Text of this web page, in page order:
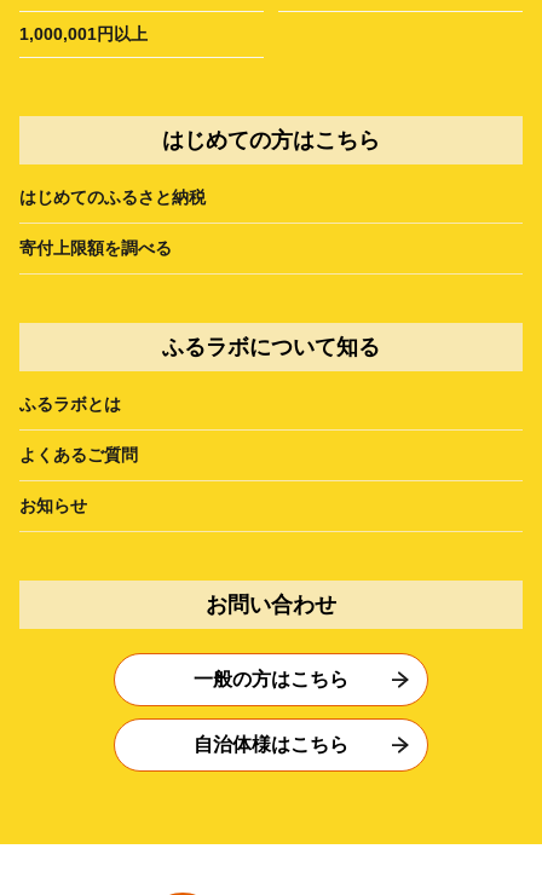
1,000,001円以上
はじめての方はこちら
はじめてのふるさと納税
寄付上限額を調べる
ふるラボについて知る
ふるラボとは
よくあるご質問
お知らせ
お問い合わせ
一般の方はこちら
自治体様はこちら